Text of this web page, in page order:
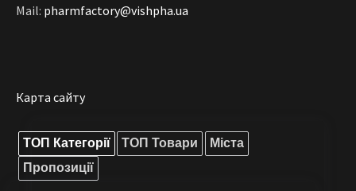
Mail: pharmfactory@vishpha.ua
Карта сайту
ТОП Категорії ТОП Товари
Міста
Пропозиції